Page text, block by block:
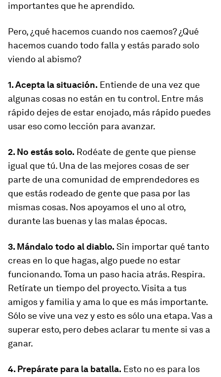
importantes que he aprendido.
Pero, ¿qué hacemos cuando nos caemos? ¿Qué
hacemos cuando todo falla y estás parado solo
viendo al abismo?
1. Acepta la situación. Entiende de una vez que
algunas cosas no están en tu control. Entre más
rápido dejes de estar enojado, más rápido puedes
usar eso como lección para avanzar.
2. No estás solo. Rodéate de gente que piense
igual que tú. Una de las mejores cosas de ser
parte de una comunidad de emprendedores es
que estás rodeado de gente que pasa por las
mismas cosas. Nos apoyamos el uno al otro,
durante las buenas y las malas épocas.
3. Mándalo todo al diablo. Sin importar qué tanto
creas en lo que hagas, algo puede no estar
funcionando. Toma un paso hacia atrás. Respira.
Retírate un tiempo del proyecto. Visita a tus
amigos y familia y ama lo que es más importante.
Sólo se vive una vez y esto es sólo una etapa. Vas a
superar esto, pero debes aclarar tu mente si vas a
ganar.
4. Prepárate para la batalla. Esto no es para los